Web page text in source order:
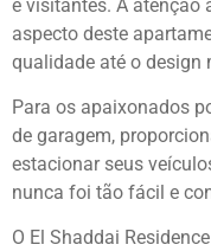
e visitantes. A atenção
aspecto deste
qualidade até o design
Para os apaixonados
de garagem,
estacionar seus
nunca foi tão fácil e
O El Shaddai